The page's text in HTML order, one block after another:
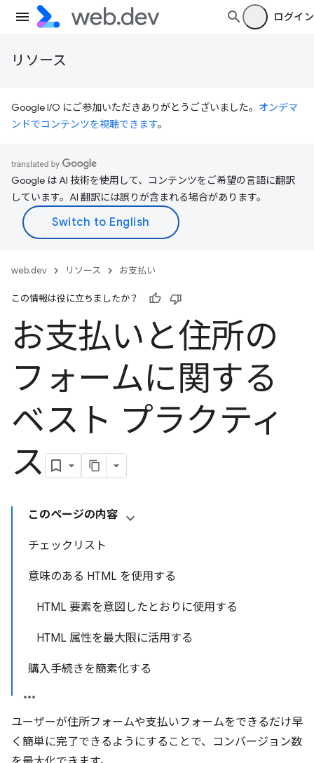
ログイン
リソース
Google I/O にご参加いただきありがとうございました。 オンデマ
ンドでコンテンツを視聴できます。
Google は AI 技術を使用して、コンテンツをご希望の言語に翻訳
しています。AI 翻訳には誤りが含まれる場合があります。
web.dev リソース お支払い
この情報は役に立ちましたか？
お支払いと住所の
フォームに関する
ベスト プラクティ
ス
このページの内容
チェックリスト
意味のある HTML を使用する
HTML 要素を意図したとおりに使用する
HTML 属性を最大限に活用する
購入手続きを簡素化する
ユーザーが住所フォームや支払いフォームをできるだけ早
く簡単に完了できるようにすることで、コンバージョン数